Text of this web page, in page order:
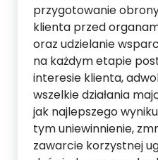
przygotowanie
klienta przed
oraz udzielanie
na każdym etapie
interesie klienta,
wszelkie działania
jak najlepszego
tym uniewinnienie,
zawarcie korzystnej